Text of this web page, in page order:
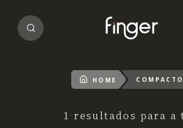
HOME COMPACTO
1 resultados para a